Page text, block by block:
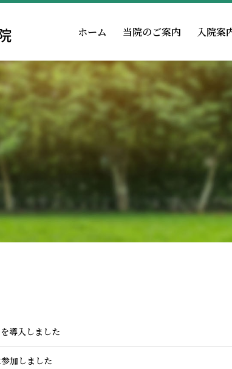
ホーム 当院のご案内
回復期リハとは 当院での取組み
福利厚生 病院機能評価の
入院案
面会・お見舞いの方
薬剤科 医療連携室
導入しました
加しました